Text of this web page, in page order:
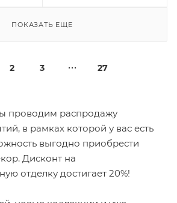
ПОКАЗАТЬ ЕЩЕ
2 3 27
проводим распродажу
в рамках которой у вас есть
выгодно приобрести
Дисконт на
отделку достигает 20%!